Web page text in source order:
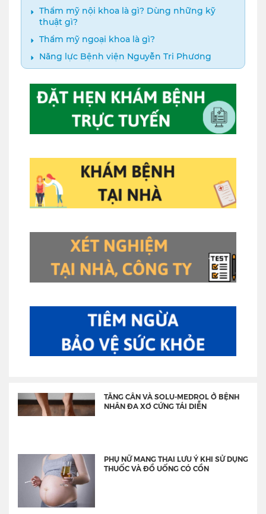
Thẩm mỹ nội khoa là gì? Dùng những kỹ
thuật gì?
Thẩm mỹ ngoại khoa là gì?
Năng lực Bệnh viện Nguyễn Tri Phương
TĂNG CÂN VÀ SOLU-MEDROL Ở BỆNH
NHÂN ĐA XƠ CỨNG TÁI DIỄN
PHỤ NỮ MANG THAI LƯU Ý KHI SỬ DỤNG
THUỐC VÀ ĐỒ UỐNG CÓ CỒN